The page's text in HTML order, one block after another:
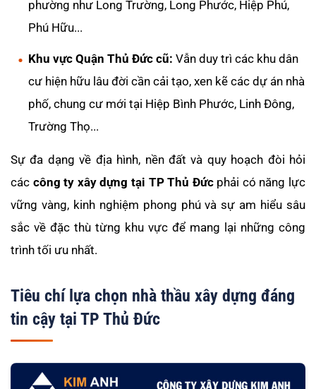
phường như Long Trường, Long Phước, Hiệp Phú,
Phú Hữu...
Khu vực Quận Thủ Đức cũ: Vẫn duy trì các khu dân
cư hiện hữu lâu đời cần cải tạo, xen kẽ các dự án nhà
phố, chung cư mới tại Hiệp Bình Phước, Linh Đông,
Trường Thọ...
Sự đa dạng về địa hình, nền đất và quy hoạch đòi hỏi
các công ty xây dựng tại TP Thủ Đứcphải có năng lực
vững vàng, kinh nghiệm phong phú và sự am hiểu sâu
sắc về đặc thù từng khu vực để mang lại những công
trình tối ưu nhất.
Tiêu chí lựa chọn nhà thầu xây dựng đáng
tin cậy tại TP Thủ Đức